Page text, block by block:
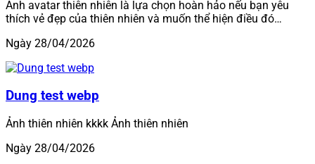
Ảnh avatar thiên nhiên là lựa chọn hoàn hảo nếu bạn yêu
thích vẻ đẹp của thiên nhiên và muốn thể hiện điều đó…
Ngày 28/04/2026
Dung test webp
Ảnh thiên nhiên kkkk Ảnh thiên nhiên
Ngày 28/04/2026